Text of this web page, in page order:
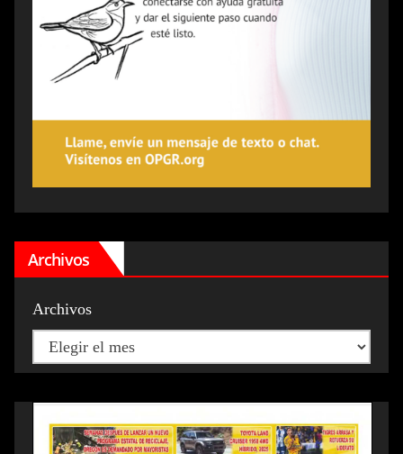
Archivos
Archivos